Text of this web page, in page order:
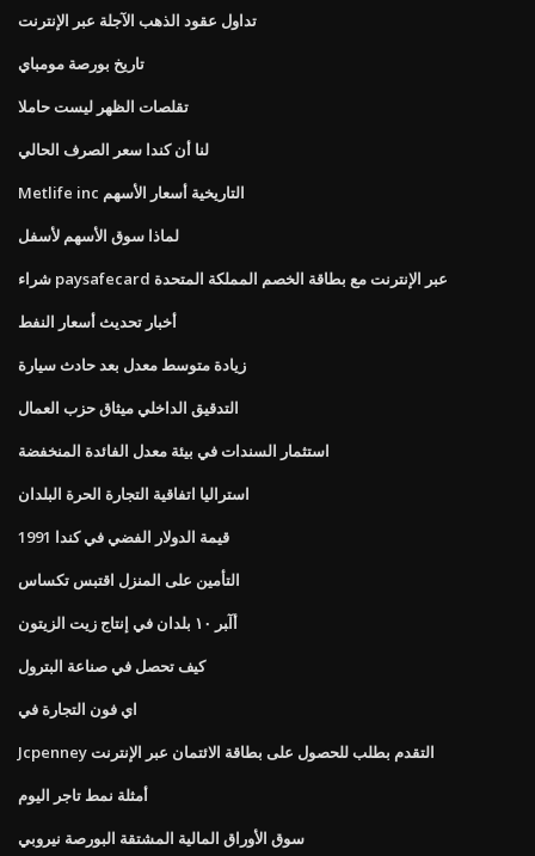
تداول عقود الذهب الآجلة عبر الإنترنت
تاريخ بورصة مومباي
تقلصات الظهر ليست حاملا
لنا أن كندا سعر الصرف الحالي
Metlife inc التاريخية أسعار الأسهم
لماذا سوق الأسهم لأسفل
شراء paysafecard عبر الإنترنت مع بطاقة الخصم المملكة المتحدة
أخبار تحديث أسعار النفط
زيادة متوسط ​​معدل بعد حادث سيارة
التدقيق الداخلي ميثاق حزب العمال
استثمار السندات في بيئة معدل الفائدة المنخفضة
استراليا اتفاقية التجارة الحرة البلدان
قيمة الدولار الفضي في كندا 1991
التأمين على المنزل اقتبس تكساس
أآﺒﺮ ١٠ ﺑﻠﺪان ﻓﻲ إﻧﺘﺎج زﻳﺖ اﻟﺰﻳﺘﻮن
كيف تحصل في صناعة البترول
اي فون التجارة في
Jcpenney التقدم بطلب للحصول على بطاقة الائتمان عبر الإنترنت
أمثلة نمط تاجر اليوم
سوق الأوراق المالية المشتقة البورصة نيروبي